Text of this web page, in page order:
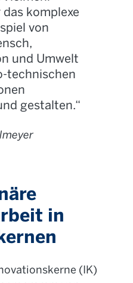
komplexe
von
und Umwelt
technischen
gestalten.“
in
(IK)